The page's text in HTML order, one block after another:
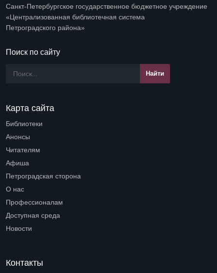
Санкт-Петербургское государственное бюджетное учреждение
«Централизованная библиотечная система
Петроградского района»
Поиск по сайту
Карта сайта
Библиотеки
Анонсы
Читателям
Афиша
Петроградская сторона
О нас
Профессионалам
Доступная среда
Новости
Контакты